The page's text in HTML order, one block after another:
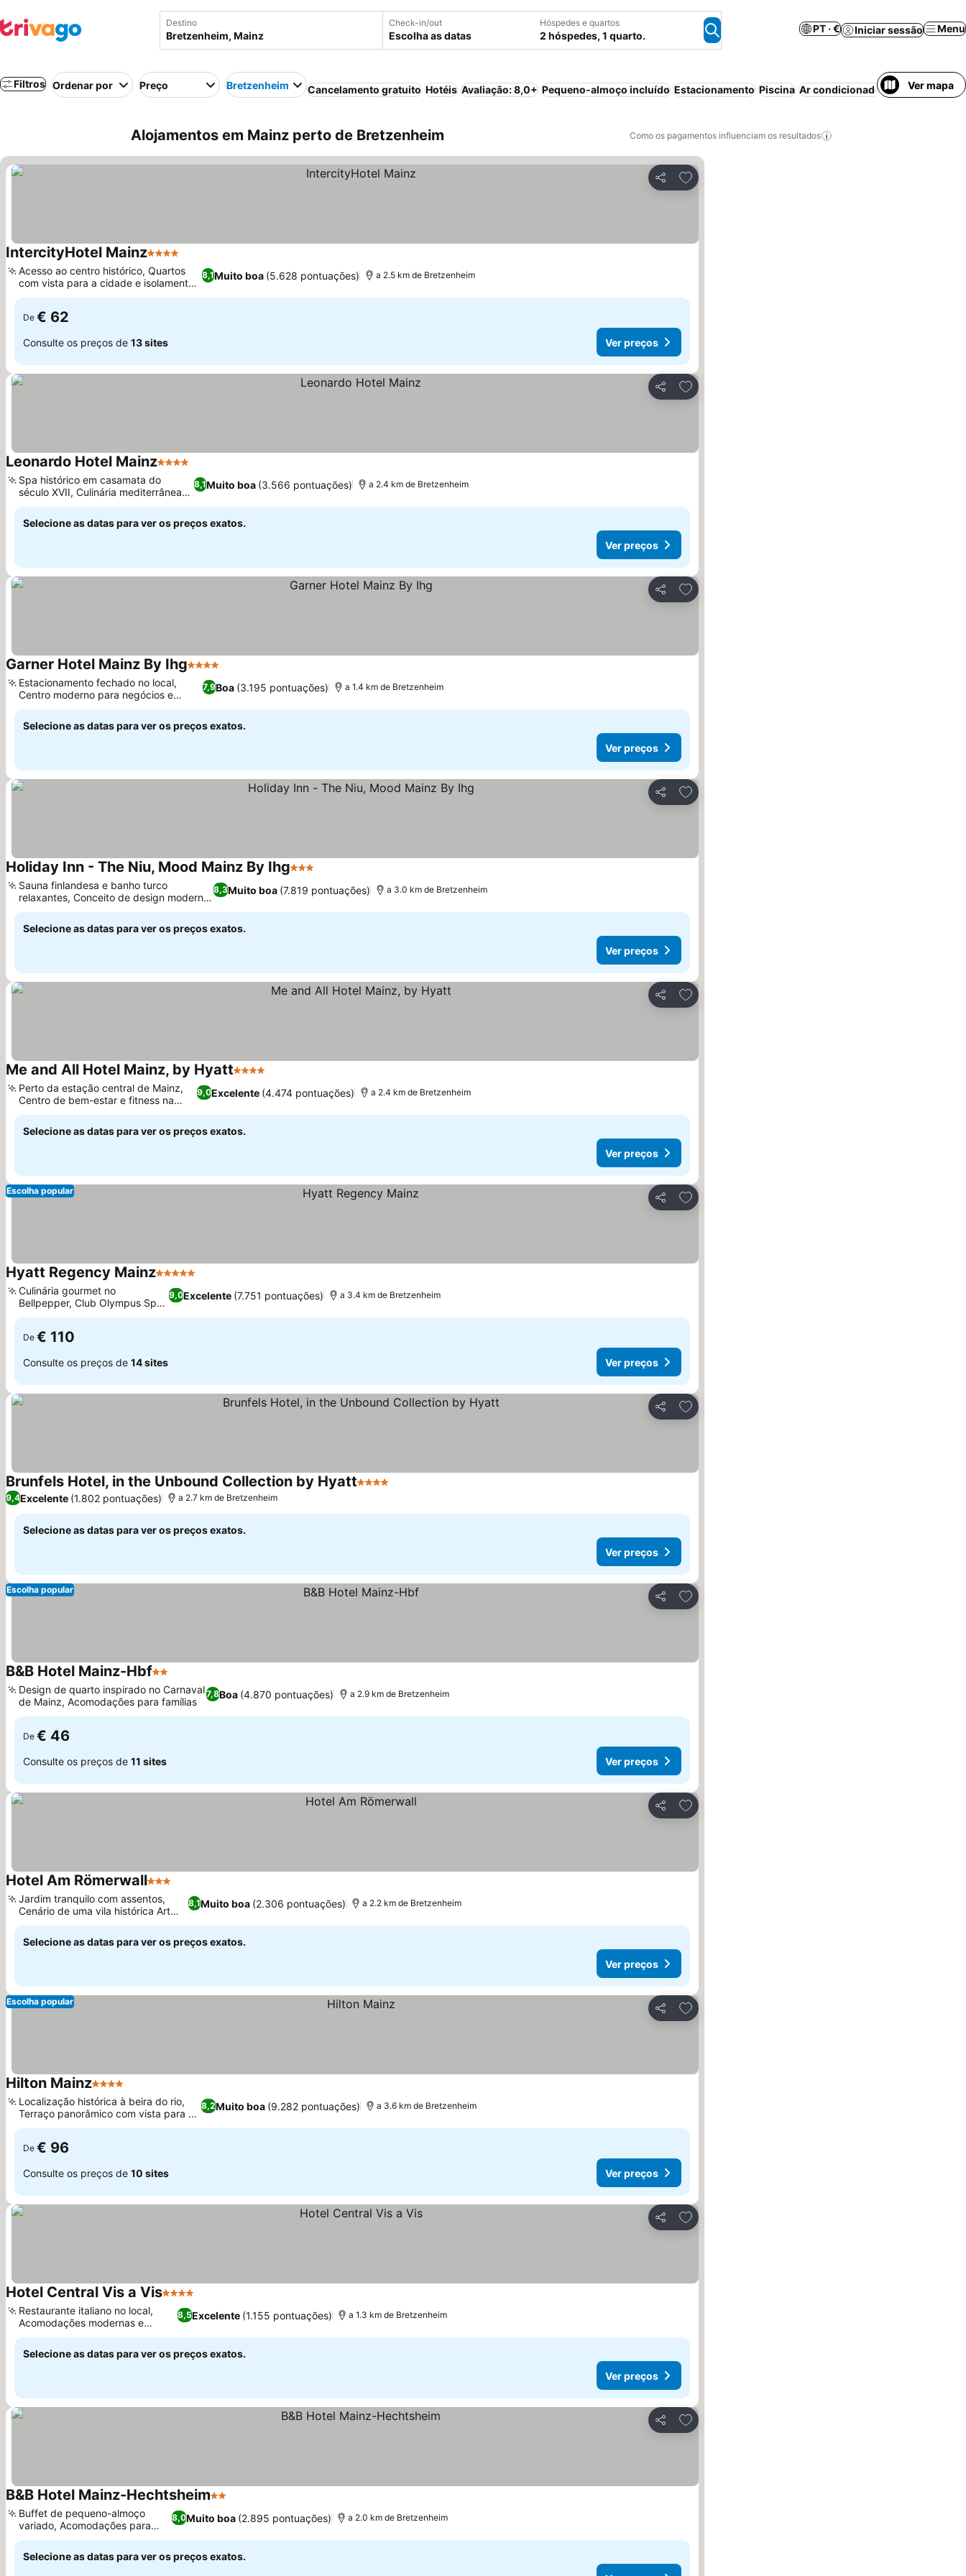
Destino Check-in/out
Escolha as datas
Hóspedes e quartos
2 hóspedes, 1 quarto.
PT · € Iniciar sessão Menu
Filtros Ordenar por Preço Bretzenheim Cancelamento gratuito Hotéis Avaliação: 8,0+ Pequeno-almoço incluído Estacionamento Piscina Ar condicionado Aparthotel
Ver mapa
Alojamentos em Mainz perto de Bretzenheim Como os pagamentos influenciam os resultados
Partilhar
Adicionar aos favoritos
IntercityHotel Mainz4 Estrelas
8,1Muito boa (5.628 pontuações)
Acesso ao centro histórico, Quartos
com vista para a cidade e isolamento
acústico
a 2.5 km de Bretzenheim
De € 62
Consulte os preços de 13 sites Ver preços
Partilhar
Adicionar aos favoritos
Leonardo Hotel Mainz4 Estrelas
8,1Muito boa (3.566 pontuações)
Spa histórico em casamata do
século XVII, Culinária mediterrânea
no Bajazzo
a 2.4 km de Bretzenheim
Selecione as datas para ver os preços exatos.
Ver preços
Partilhar
Adicionar aos favoritos
Garner Hotel Mainz By Ihg4 Estrelas
7,9Boa (3.195 pontuações)
Estacionamento fechado no local,
Centro moderno para negócios e
eventos
a 1.4 km de Bretzenheim
Selecione as datas para ver os preços exatos.
Ver preços
Partilhar
Adicionar aos favoritos
Holiday Inn - The Niu, Mood Mainz By Ihg3 Estrelas
8,3Muito boa (7.819 pontuações)
Sauna finlandesa e banho turco
relaxantes, Conceito de design moderno
inspirado na Ásia
a 3.0 km de Bretzenheim
Selecione as datas para ver os preços exatos.
Ver preços
Partilhar
Adicionar aos favoritos
Me and All Hotel Mainz, by Hyatt4 Estrelas
9,0Excelente (4.474 pontuações)
Perto da estação central de Mainz,
Centro de bem-estar e fitness na
cobertura
a 2.4 km de Bretzenheim
Selecione as datas para ver os preços exatos.
Ver preços
Partilhar
Adicionar aos favoritos
Escolha popular
Hyatt Regency Mainz5 Estrelas
9,0Excelente (7.751 pontuações)
Culinária gourmet no
Bellpepper, Club Olympus Spa
e Fitness
a 3.4 km de Bretzenheim
De € 110
Consulte os preços de 14 sites Ver preços
Partilhar
Adicionar aos favoritos
Brunfels Hotel, in the Unbound Collection by Hyatt4 Estrelas
9,4Excelente (1.802 pontuações) a 2.7 km de Bretzenheim
Selecione as datas para ver os preços exatos.
Ver preços
Partilhar
Adicionar aos favoritos
Escolha popular
B&B Hotel Mainz-Hbf2 Estrelas
7,8Boa (4.870 pontuações)
Design de quarto inspirado no Carnaval
de Mainz, Acomodações para famílias
a 2.9 km de Bretzenheim
De € 46
Consulte os preços de 11 sites Ver preços
Partilhar
Adicionar aos favoritos
Hotel Am Römerwall3 Estrelas
8,1Muito boa (2.306 pontuações)
Jardim tranquilo com assentos,
Cenário de uma vila histórica Art
Nouveau
a 2.2 km de Bretzenheim
Selecione as datas para ver os preços exatos.
Ver preços
Partilhar
Adicionar aos favoritos
Escolha popular
Hilton Mainz4 Estrelas
8,2Muito boa (9.282 pontuações)
Localização histórica à beira do rio,
Terraço panorâmico com vista para o
Rio Reno
a 3.6 km de Bretzenheim
De € 96
Consulte os preços de 10 sites Ver preços
Partilhar
Adicionar aos favoritos
Hotel Central Vis a Vis4 Estrelas
8,5Excelente (1.155 pontuações)
Restaurante italiano no local,
Acomodações modernas e
elegantes
a 1.3 km de Bretzenheim
Selecione as datas para ver os preços exatos.
Ver preços
Partilhar
Adicionar aos favoritos
B&B Hotel Mainz-Hechtsheim2 Estrelas
8,0Muito boa (2.895 pontuações)
Buffet de pequeno-almoço
variado, Acomodações para
famílias
a 2.0 km de Bretzenheim
Selecione as datas para ver os preços exatos.